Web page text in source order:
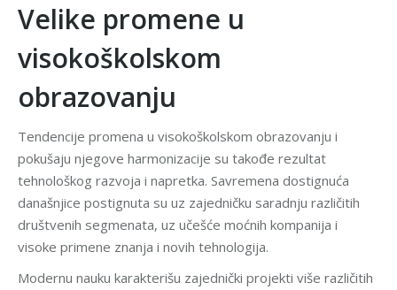
Velike promene u
visokoškolskom
obrazovanju
Tendencije promena u visokoškolskom obrazovanju i
pokušaju njegove harmonizacije su takođe rezultat
tehnološkog razvoja i napretka. Savremena dostignuća
današnjice postignuta su uz zajedničku saradnju različitih
društvenih segmenata, uz učešće moćnih kompanija i
visoke primene znanja i novih tehnologija.
Modernu nauku karakterišu zajednički projekti više različitih